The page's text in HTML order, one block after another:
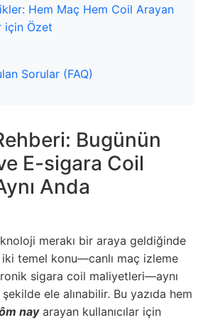
Hem Maç Hem Coil Arayan
için Özet
Sorular (FAQ)
Bugünün
ve E-sigara Coil
Anda
merakı bir araya geldiğinde
iki temel konu—canlı maç izleme
sigara coil maliyetleri—aynı
ele alınabilir. Bu yazıda hem
nayarayan kullanıcılar için